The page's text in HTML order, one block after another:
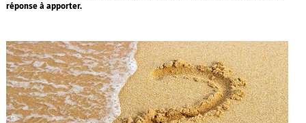
réponse à apporter.